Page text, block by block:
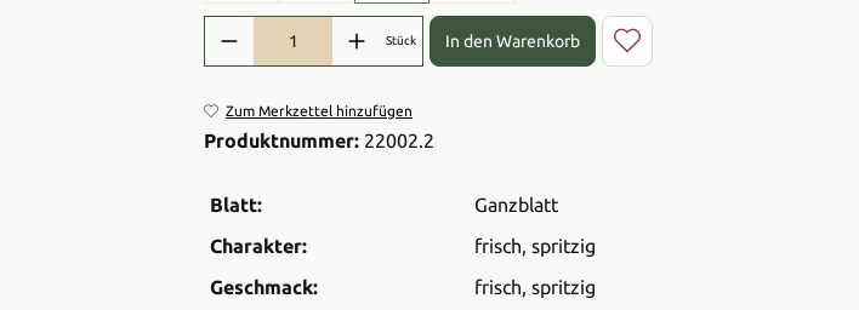
Produkt Anzahl: Gib den gewünschten Wert ein oder benutze die
Stück In den Warenkorb
Zum Merkzettel hinzufügen
Produktnummer: 22002.2
Blatt:
Ganzblatt
Charakter:
frisch, spritzig
Geschmack:
frisch, spritzig